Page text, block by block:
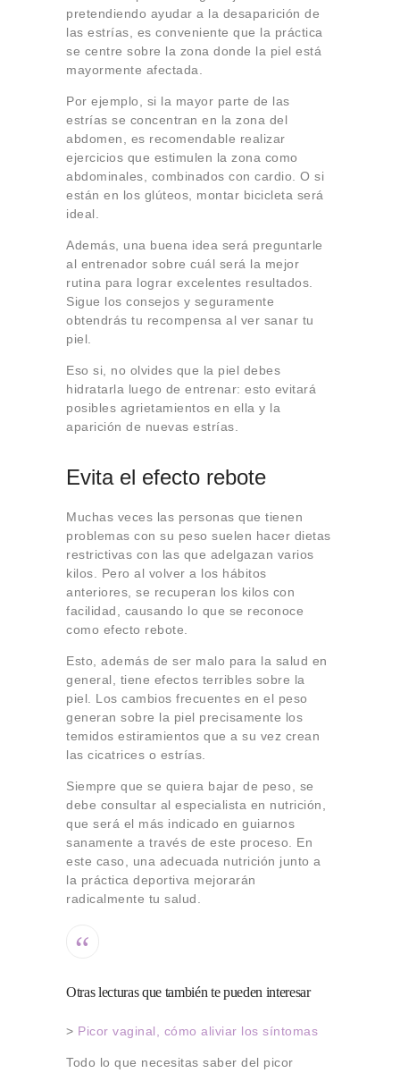
pretendiendo ayudar a la desaparición de
las estrías, es conveniente que la práctica
se centre sobre la zona donde la piel está
mayormente afectada.
Por ejemplo, si la mayor parte de las
estrías se concentran en la zona del
abdomen, es recomendable realizar
ejercicios que estimulen la zona como
abdominales, combinados con cardio. O si
están en los glúteos, montar bicicleta será
ideal.
Además, una buena idea será preguntarle
al entrenador sobre cuál será la mejor
rutina para lograr excelentes resultados.
Sigue los consejos y seguramente
obtendrás tu recompensa al ver sanar tu
piel.
Eso si, no olvides que la piel debes
hidratarla luego de entrenar: esto evitará
posibles agrietamientos en ella y la
aparición de nuevas estrías.
Evita el efecto rebote
Muchas veces las personas que tienen
problemas con su peso suelen hacer dietas
restrictivas con las que adelgazan varios
kilos. Pero al volver a los hábitos
anteriores, se recuperan los kilos con
facilidad, causando lo que se reconoce
como efecto rebote.
Esto, además de ser malo para la salud en
general, tiene efectos terribles sobre la
piel. Los cambios frecuentes en el peso
generan sobre la piel precisamente los
temidos estiramientos que a su vez crean
las cicatrices o estrías.
Siempre que se quiera bajar de peso, se
debe consultar al especialista en nutrición,
que será el más indicado en guiarnos
sanamente a través de este proceso. En
este caso, una adecuada nutrición junto a
la práctica deportiva mejorarán
radicalmente tu salud.
Otras lecturas que también te pueden interesar
> Picor vaginal, cómo aliviar los síntomas
Todo lo que necesitas saber del picor